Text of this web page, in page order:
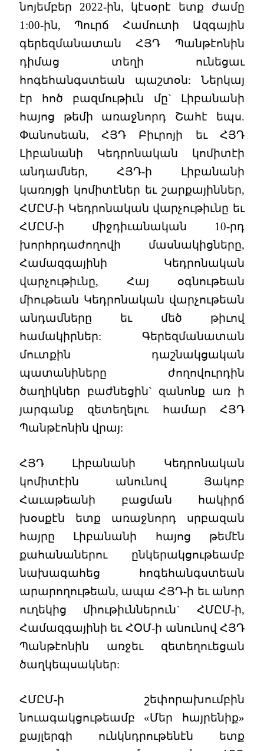
նոյեմբեր 2022-ին, կէսօրէ ետք ժամը
1:00-ին, Պուրճ Համուտի Ազգային
գերեզմանատան ՀՅԴ Պանթէոնին
դիմաց տեղի ունեցաւ
հոգեհանգստեան պաշտօն: Ներկայ
էր հոծ բազմութիւն մը` Լիբանանի
հայոց թեմի առաջնորդ Շահէ եպս.
Փանոսեան, ՀՅԴ Բիւրոյի եւ ՀՅԴ
Լիբանանի Կեդրոնական կոմիտէի
անդամներ, ՀՅԴ-ի Լիբանանի
կառոյցի կոմիտէներ եւ շարքայիններ,
ՀՄԸՄ-ի Կեդրոնական վարչութիւնը եւ
ՀՄԸՄ-ի միջդիւանական 10-րդ
խորհրդաժողովի մասնակիցները,
Համազգայինի Կեդրոնական
վարչութիւնը, Հայ օգնութեան
միութեան Կեդրոնական վարչութեան
անդամները եւ մեծ թիւով
համակիրներ: Գերեզմանատան
մուտքին դաշնակցական
պատանիները ժողովուրդին
ծաղիկներ բաժնեցին` զանոնք առ ի
յարգանք զետեղելու համար ՀՅԴ
Պանթէոնին վրայ:
ՀՅԴ Լիբանանի Կեդրոնական
կոմիտէին անունով Յակոբ
Հաւաթեանի բացման հակիրճ
խօսքէն ետք առաջնորդ սրբազան
հայրը Լիբանանի հայոց թեմէն
քահանաներու ընկերակցութեամբ
նախագահեց հոգեհանգստեան
արարողութեան, ապա ՀՅԴ-ի եւ անոր
ուղեկից միութիւններուն` ՀՄԸՄ-ի,
Համազգայինի եւ ՀՕՄ-ի անունով ՀՅԴ
Պանթէոնին առջեւ զետեղուեցան
ծաղկեպսակներ:
ՀՄԸՄ-ի շեփորախումբին
նուագակցութեամբ «Մեր հայրենիք»
քայլերգի ունկնդրութենէն ետք